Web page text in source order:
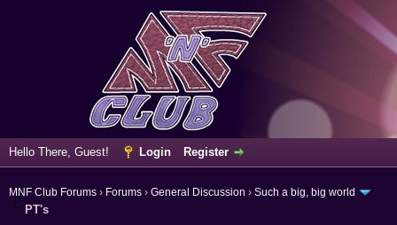
Hello There, Guest! Login Register
MNF Club Forums › Forums › General Discussion › Such a big, big world
PT's